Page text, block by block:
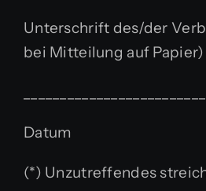
Unterschrift des/der
bei Mitteilung auf Papier)
Datum
(*) Unzutreffendes